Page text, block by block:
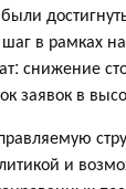
в рамках
снижение
заявок в
и